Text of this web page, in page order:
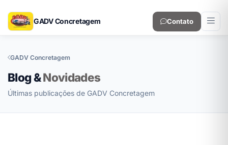
GADV Concretagem Contato
GADV Concretagem
Blog &Novidades
Últimas publicações de GADV Concretagem